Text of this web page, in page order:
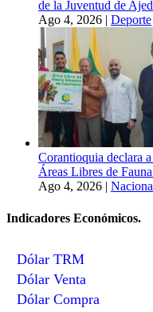
de la Juventud de
Ago 4, 2026 | Deporte
Corantioquia declara
Áreas Libres de
Ago 4, 2026 |
Indicadores Económicos.
Dólar TRM
Dólar Venta
Dólar Compra